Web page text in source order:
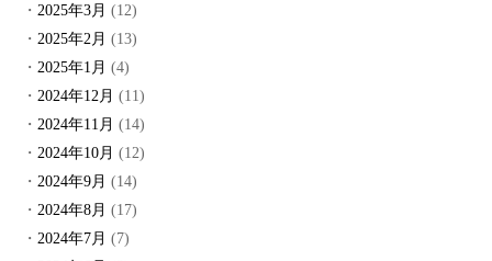
2025年3月 (12)
2025年2月 (13)
2025年1月 (4)
2024年12月 (11)
2024年11月 (14)
2024年10月 (12)
2024年9月 (14)
2024年8月 (17)
2024年7月 (7)